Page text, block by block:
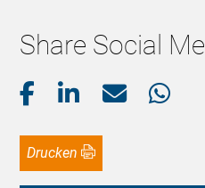
Share Social
Drucken